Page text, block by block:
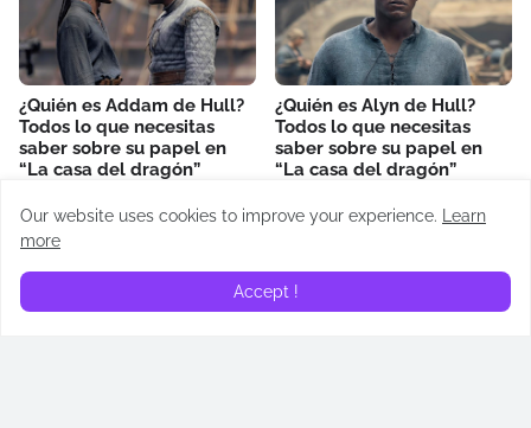
¿Quién es Addam de Hull?
Todos lo que necesitas
saber sobre su papel en
“La casa del dragón”
¿Quién es Alyn de Hull?
Todos lo que necesitas
saber sobre su papel en
“La casa del dragón”
RECAPS
Our website uses cookies to improve your experience.
Learn
more
Accept !